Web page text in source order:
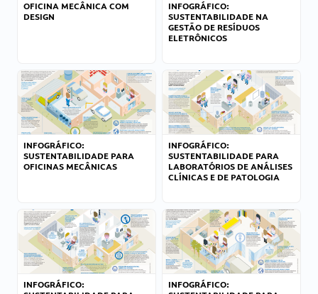
OFICINA MECÂNICA COM
DESIGN
INFOGRÁFICO:
SUSTENTABILIDADE NA
GESTÃO DE RESÍDUOS
ELETRÔNICOS
INFOGRÁFICO:
SUSTENTABILIDADE PARA
OFICINAS MECÂNICAS
INFOGRÁFICO:
SUSTENTABILIDADE PARA
LABORATÓRIOS DE ANÁLISES
CLÍNICAS E DE PATOLOGIA
INFOGRÁFICO:
INFOGRÁFICO: